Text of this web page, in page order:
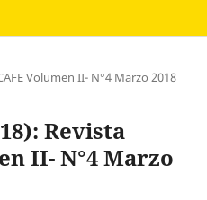
Volumen II- N°4 Marzo 2018
Revista
II- N°4 Marzo